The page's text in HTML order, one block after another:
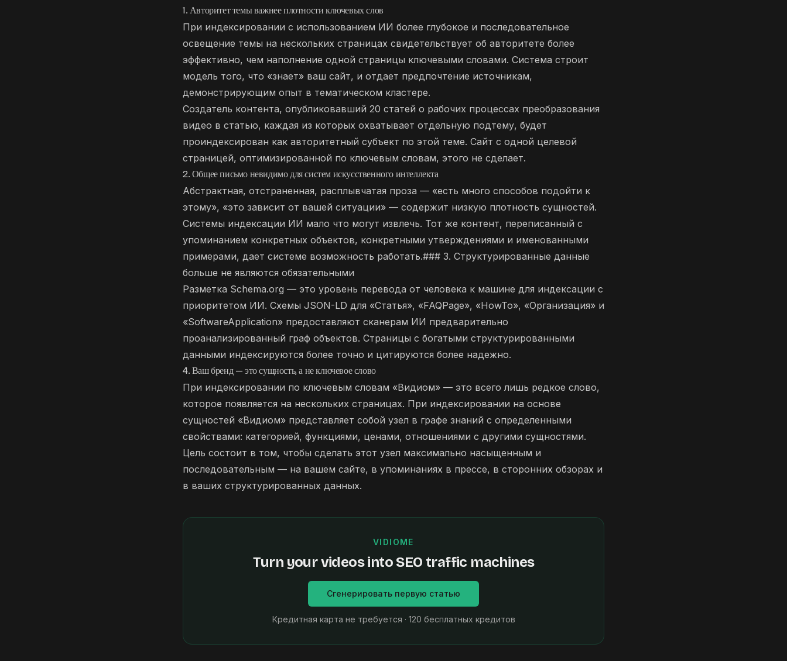
1. Авторитет темы важнее плотности ключевых слов
При индексировании с использованием ИИ более глубокое и последовательное
освещение темы на нескольких страницах свидетельствует об авторитете более
эффективно, чем наполнение одной страницы ключевыми словами. Система строит
модель того, что «знает» ваш сайт, и отдает предпочтение источникам,
демонстрирующим опыт в тематическом кластере.
Создатель контента, опубликовавший 20 статей о рабочих процессах преобразования
видео в статью, каждая из которых охватывает отдельную подтему, будет
проиндексирован как авторитетный субъект по этой теме. Сайт с одной целевой
страницей, оптимизированной по ключевым словам, этого не сделает.
2. Общее письмо невидимо для систем искусственного интеллекта
Абстрактная, отстраненная, расплывчатая проза — «есть много способов подойти к
этому», «это зависит от вашей ситуации» — содержит низкую плотность сущностей.
Системы индексации ИИ мало что могут извлечь. Тот же контент, переписанный с
упоминанием конкретных объектов, конкретными утверждениями и именованными
примерами, дает системе возможность работать.### 3. Структурированные данные
больше не являются обязательными
Разметка Schema.org — это уровень перевода от человека к машине для индексации с
приоритетом ИИ. Схемы JSON-LD для «Статья», «FAQPage», «HowTo», «Организация» и
«SoftwareApplication» предоставляют сканерам ИИ предварительно
проанализированный граф объектов. Страницы с богатыми структурированными
данными индексируются более точно и цитируются более надежно.
4. Ваш бренд — это сущность, а не ключевое слово
При индексировании по ключевым словам «Видиом» — это всего лишь редкое слово,
которое появляется на нескольких страницах. При индексировании на основе
сущностей «Видиом» представляет собой узел в графе знаний с определенными
свойствами: категорией, функциями, ценами, отношениями с другими сущностями.
Цель состоит в том, чтобы сделать этот узел максимально насыщенным и
последовательным — на вашем сайте, в упоминаниях в прессе, в сторонних обзорах и
в ваших структурированных данных.
VIDIOME
Turn your videos into SEO traffic machines
Сгенерировать первую статью
Кредитная карта не требуется · 120 бесплатных кредитов